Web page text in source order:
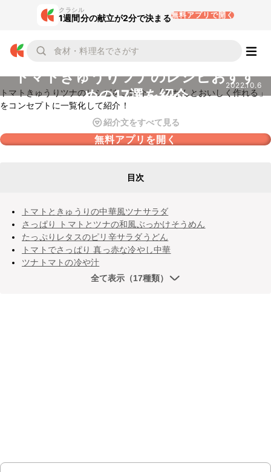
クラシル
1週間分の献立が2分で決まる無料アプリで開く
トマトきゅうりツナのレシピおすす
めの17選を紹介
2022.10.6
トマトきゅうりツナのレシピをご紹介。「きちんとおいしく作れる」
をコンセプトに一覧化して紹介！
紹介文をすべて見る
無料アプリを開く
目次
トマトときゅうりの中華風ツナサラダ
さっぱり トマトとツナの和風ぶっかけそうめん
たっぷりレタスのピリ辛サラダうどん
トマトでさっぱり 真っ赤な冷やし中華
ツナトマトの冷や汁
全て表示（17種類）